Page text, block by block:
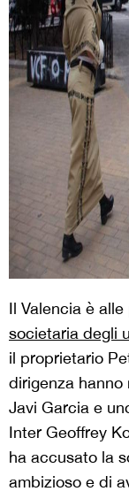
Il Valencia è
societaria degli
il proprietario
dirigenza hanno
Javi Garcia e
Inter Geoffrey
ha accusato la
ambizioso e di